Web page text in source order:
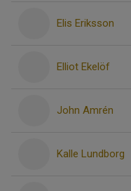
Elis Eriksson
Elliot Ekelöf
John Amrén
Kalle Lundborg